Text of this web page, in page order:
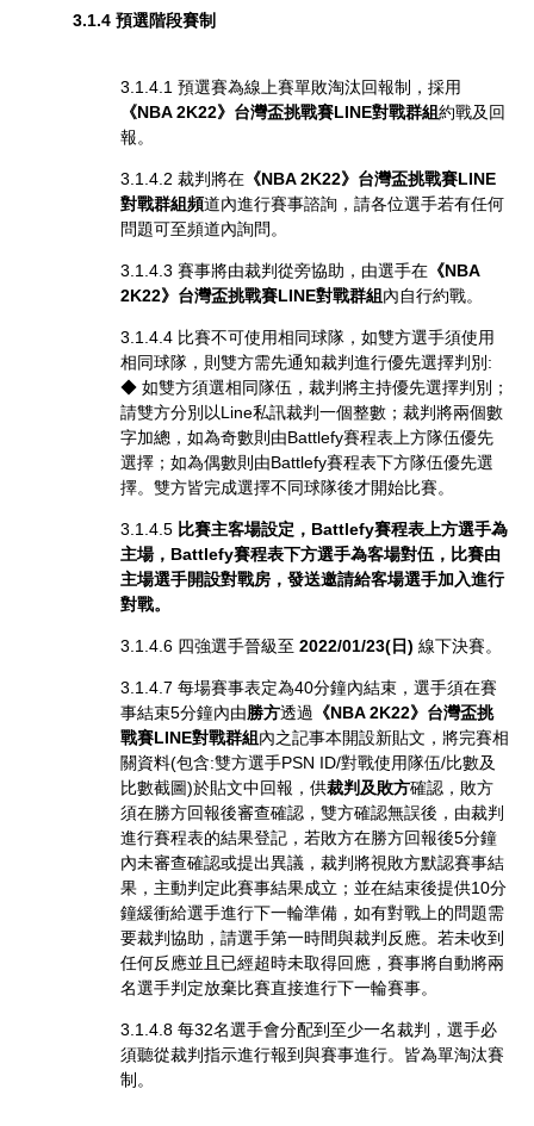
3.1.4 預選階段賽制
3.1.4.1 預選賽為線上賽單敗淘汰回報制，採用
《NBA 2K22》台灣盃挑戰賽LINE對戰群組約戰及回
報。
3.1.4.2 裁判將在 《NBA 2K22》台灣盃挑戰賽LINE
對戰群組頻道內進行賽事諮詢，請各位選手若有任何
問題可至頻道內詢問。
3.1.4.3 賽事將由裁判從旁協助，由選手在 《NBA
2K22》台灣盃挑戰賽LINE對戰群組內自行約戰。
3.1.4.4 比賽不可使用相同球隊，如雙方選手須使用
相同球隊，則雙方需先通知裁判進行優先選擇判別:
◆ 如雙方須選相同隊伍，裁判將主持優先選擇判別；
請雙方分別以Line私訊裁判一個整數；裁判將兩個數
字加總，如為奇數則由Battlefy賽程表上方隊伍優先
選擇；如為偶數則由Battlefy賽程表下方隊伍優先選
擇。雙方皆完成選擇不同球隊後才開始比賽。
3.1.4.5 比賽主客場設定，Battlefy賽程表上方選手為
主場，Battlefy賽程表下方選手為客場對伍，比賽由
主場選手開設對戰房，發送邀請給客場選手加入進行
對戰。
3.1.4.6 四強選手晉級至 2022/01/23(日) 線下決賽。
3.1.4.7 每場賽事表定為40分鐘內結束，選手須在賽
事結束5分鐘內由勝方透過 《NBA 2K22》台灣盃挑
戰賽LINE對戰群組內之記事本開設新貼文，將完賽相
關資料(包含:雙方選手PSN ID/對戰使用隊伍/比數及
比數截圖)於貼文中回報，供裁判及敗方確認，敗方
須在勝方回報後審查確認，雙方確認無誤後，由裁判
進行賽程表的結果登記，若敗方在勝方回報後5分鐘
內未審查確認或提出異議，裁判將視敗方默認賽事結
果，主動判定此賽事結果成立；並在結束後提供10分
鐘緩衝給選手進行下一輪準備，如有對戰上的問題需
要裁判協助，請選手第一時間與裁判反應。若未收到
任何反應並且已經超時未取得回應，賽事將自動將兩
名選手判定放棄比賽直接進行下一輪賽事。
3.1.4.8 每32名選手會分配到至少一名裁判，選手必
須聽從裁判指示進行報到與賽事進行。皆為單淘汰賽
制。